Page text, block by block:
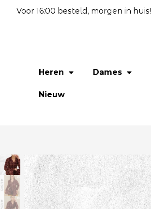
Voor 16:00 besteld, morgen in huis!
Heren Dames
Nieuw